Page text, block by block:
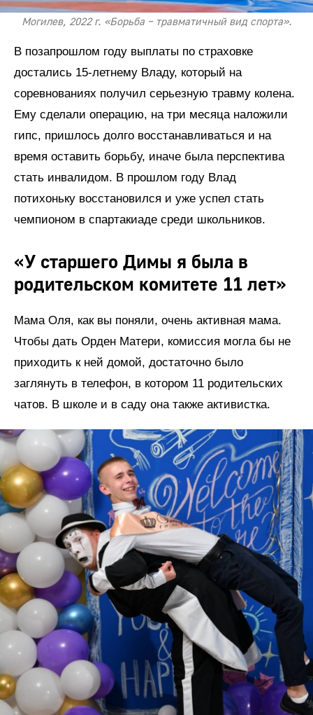
Могилев, 2022 г. «Борьба – травматичный вид спорта».
В позапрошлом году выплаты по страховке
достались 15-летнему Владу, который на
соревнованиях получил серьезную травму колена.
Ему сделали операцию, на три месяца наложили
гипс, пришлось долго восстанавливаться и на
время оставить борьбу, иначе была перспектива
стать инвалидом. В прошлом году Влад
потихоньку восстановился и уже успел стать
чемпионом в спартакиаде среди школьников.
«У старшего Димы я была в
родительском комитете 11 лет»
Мама Оля, как вы поняли, очень активная мама.
Чтобы дать Орден Матери, комиссия могла бы не
приходить к ней домой, достаточно было
заглянуть в телефон, в котором 11 родительских
чатов. В школе и в саду она также активистка.